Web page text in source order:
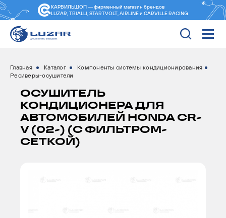
КАРВИЛЬШОП — фирменный магазин брендов
LUZAR, TRIALLI, STARTVOLT, AIRLINE и CARVILLE RACING
Главная Каталог
Компоненты системы кондиционирования
Ресиверы-осушители
ОСУШИТЕЛЬ
КОНДИЦИОНЕРА ДЛЯ
АВТОМОБИЛЕЙ HONDA CR-
V (02-) (С ФИЛЬТРОМ-
СЕТКОЙ)